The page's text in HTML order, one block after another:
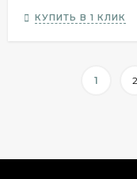
КУПИТЬ В 1 КЛИК
1 2